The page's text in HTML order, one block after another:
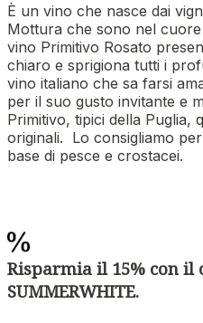
È un vino che nasce dai
Mottura che sono nel
vino Primitivo Rosato
chiaro e sprigiona tutti i
vino italiano che sa farsi
per il suo gusto invitante e
Primitivo, tipici della Puglia,
originali. Lo consigliamo
base di pesce e crostacei.
Risparmia il 15% con il
SUMMERWHITE.